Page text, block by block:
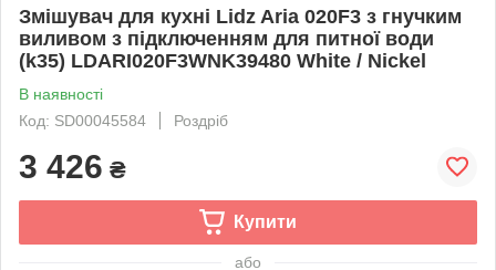
Змішувач для кухні Lidz Aria 020F3 з гнучким
виливом з підключенням для питної води
(k35) LDARI020F3WNK39480 White / Nickel
В наявності
Код: SD00045584
Роздріб
3 426 ₴
Купити
або